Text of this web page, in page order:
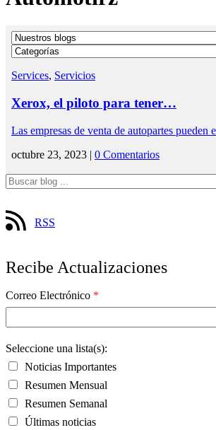
Services, Servicios
Xerox, el piloto para tener…
Las empresas de venta de autopartes
octubre 23, 2023 | 0 Comentarios
RSS
Recibe Actualizaciones
Correo Electrónico *
Seleccione una lista(s):
Noticias Importantes
Resumen Mensual
Resumen Semanal
Últimas noticias